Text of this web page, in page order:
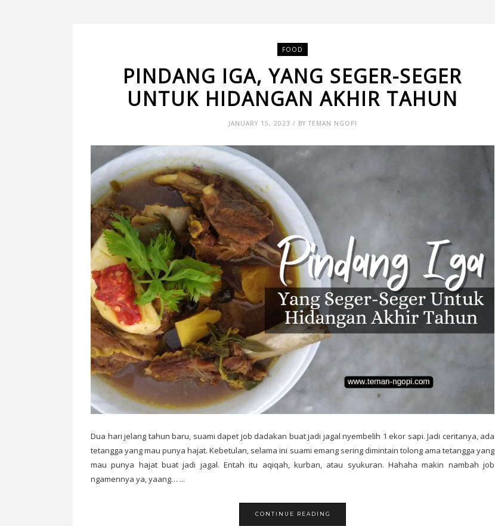
FOOD
PINDANG IGA, YANG SEGER-SEGER
UNTUK HIDANGAN AKHIR TAHUN
JANUARY 15, 2023 / BY TEMAN NGOPI
Dua hari jelang tahun baru, suami dapet job dadakan buat jadi jagal nyembelih 1 ekor sapi. Jadi ceritanya, ada
tetangga yang mau punya hajat. Kebetulan, selama ini suami emang sering dimintain tolong ama tetangga yang
mau punya hajat buat jadi jagal. Entah itu aqiqah, kurban, atau syukuran. Hahaha makin nambah job
ngamennya ya, yaang… ...
CONTINUE READING